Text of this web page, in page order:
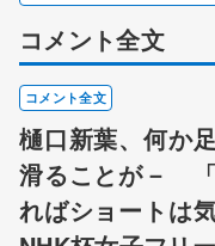
コメント全文
コメント全文
樋口新葉、何か
滑ることが－
ればショートは